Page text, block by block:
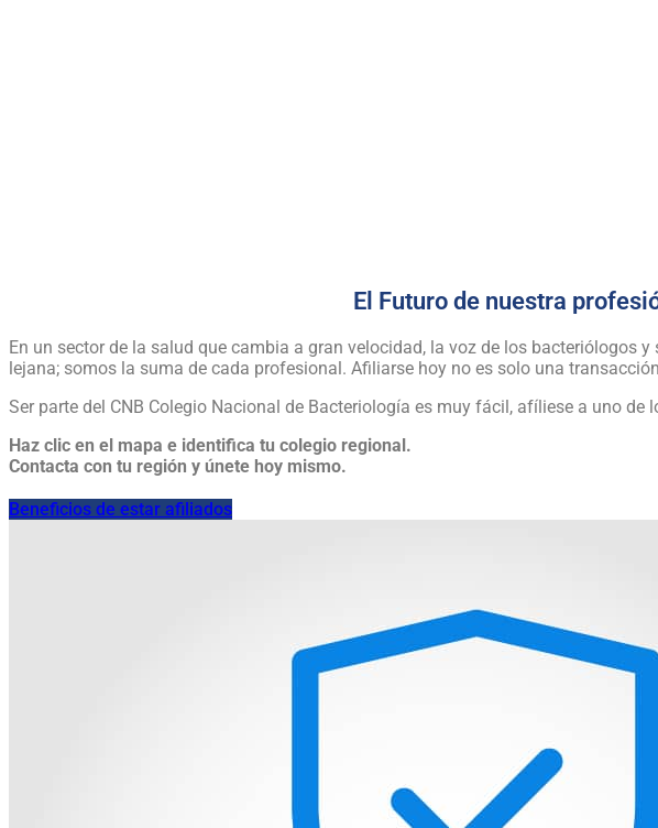
El Futuro de nuestra
En un sector de la salud que cambia a gran velocidad, la voz de los bacteriólogos
lejana; somos la suma de cada profesional. Afiliarse hoy no es solo una
Ser parte del CNB Colegio Nacional de Bacteriología es muy fácil, afíliese a uno de
Haz clic en el mapa e identifica tu colegio regional.
Contacta con tu región y únete hoy mismo.
Beneficios de estar afiliados